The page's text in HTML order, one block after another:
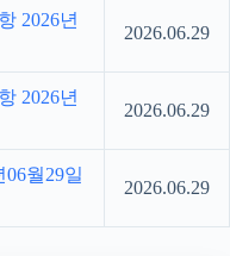
2026년
2026.06.29
2026년
2026.06.29
월29일
2026.06.29